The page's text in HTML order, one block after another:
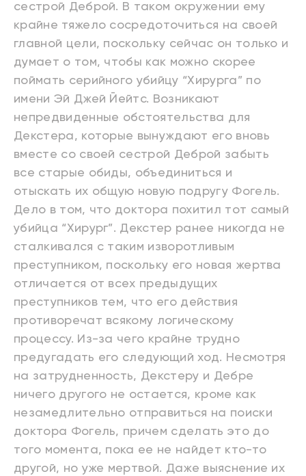
сестрой Деброй. В таком окружении ему
крайне тяжело сосредоточиться на своей
главной цели, поскольку сейчас он только и
думает о том, чтобы как можно скорее
поймать серийного убийцу “Хирурга” по
имени Эй Джей Йейтс. Возникают
непредвиденные обстоятельства для
Декстера, которые вынуждают его вновь
вместе со своей сестрой Деброй забыть
все старые обиды, объединиться и
отыскать их общую новую подругу Фогель.
Дело в том, что доктора похитил тот самый
убийца “Хирург”. Декстер ранее никогда не
сталкивался с таким изворотливым
преступником, поскольку его новая жертва
отличается от всех предыдущих
преступников тем, что его действия
противоречат всякому логическому
процессу. Из-за чего крайне трудно
предугадать его следующий ход. Несмотря
на затрудненность, Декстеру и Дебре
ничего другого не остается, кроме как
незамедлительно отправиться на поиски
доктора Фогель, причем сделать это до
того момента, пока ее не найдет кто-то
другой, но уже мертвой. Даже выяснение их